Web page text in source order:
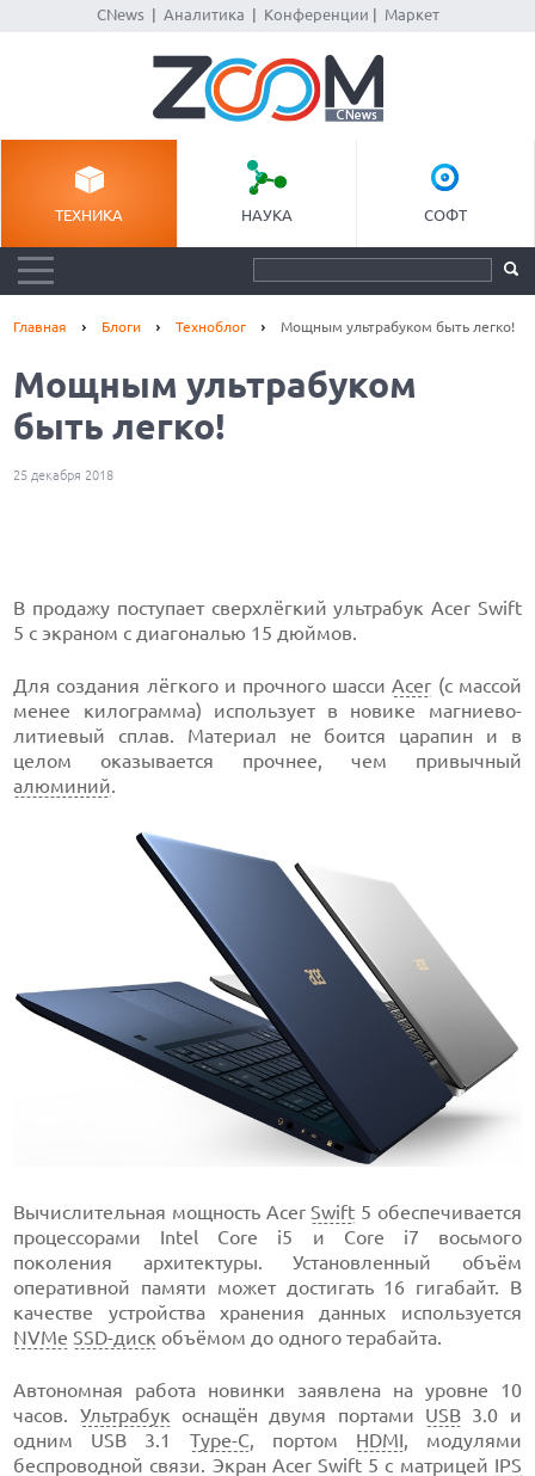
CNews| Аналитика Конференции Маркет
ТЕХНИКА НАУКА СОФТ
Главная Блоги Техноблог Мощным ультрабуком быть легко!
Мощным ультрабуком
быть легко!
25 декабря 2018
В продажу поступает сверхлёгкий ультрабук Acer Swift
5 с экраном с диагональю 15 дюймов.
Для создания лёгкого и прочного шассиAcer (с массой
менее килограмма) использует в новике магниево-
литиевый сплав. Материал не боится царапин и в
целом оказывается прочнее, чем привычный
алюминий.
Вычислительная мощность AcerSwift 5 обеспечивается
процессорами Intel Core i5 и Core i7 восьмого
поколения архитектуры. Установленный объём
оперативной памяти может достигать 16 гигабайт. В
качестве устройства хранения данных используется
NVMe SSD-диск объёмом до одного терабайта.
Автономная работа новинки заявлена на уровне 10
часов. Ультрабук оснащён двумя портами USB 3.0 и
одним USB 3.1 Type-C, портом HDMI, модулями
беспроводной связи. Экран Acer Swift 5 с матрицей IPS